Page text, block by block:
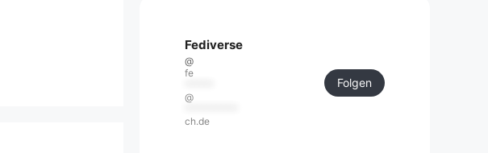
Fediverse
@
fe
@
ch.de
Folgen